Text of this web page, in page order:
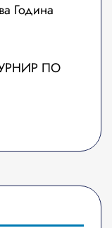
Година
ПО